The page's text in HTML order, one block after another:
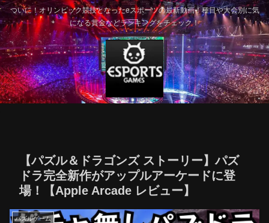
ついに！オリンピック競技となったeスポーツの最新動画！種目や大会別に気
になる賞金などランキングをチェック！
【パズル＆ドラゴンズ ストーリー】パズ
ドラ完全新作がアップルアーケードに登
場！【Apple Arcade レビュー】
パズルゲーム